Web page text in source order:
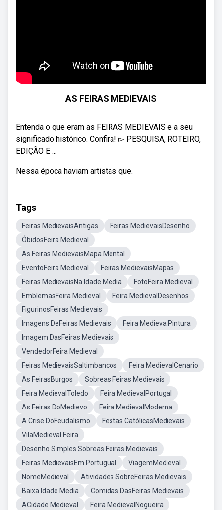
AS FEIRAS MEDIEVAIS
Entenda o que eram as FEIRAS MEDIEVAIS e a seu
significado histórico. Confira! ▻ PESQUISA, ROTEIRO,
EDIÇÃO E ...
Nessa época haviam artistas que.
Tags
Feiras MedievaisAntigas
Feiras MedievaisDesenho
ÓbidosFeira Medieval
As Feiras MedievaisMapa Mental
EventoFeira Medieval
Feiras MedievaisMapas
Feiras MedievaisNa Idade Media
FotoFeira Medieval
EmblemasFeira Medieval
Feira MedievalDesenhos
FigurinosFeiras Medievais
Imagens DeFeiras Medievais
Feira MedievalPintura
Imagem DasFeiras Medievais
VendedorFeira Medieval
Feiras MedievaisSaltimbancos
Feira MedievalCenario
As FeirasBurgos
Sobreas Feiras Medievais
Feira MedievalToledo
Feira MedievalPortugal
As Feiras DoMedievo
Feira MedievalModerna
A Crise DoFeudalismo
Festas CatólicasMedievais
VilaMedieval Feira
Desenho Simples Sobreas Feiras Medievais
Feiras MedievaisEm Portugual
ViagemMedieval
NomeMedieval
Atividades SobreFeiras Medievais
Baixa Idade Media
Comidas DasFeiras Medievais
ACidade Medieval
Feira MedievalNogueira